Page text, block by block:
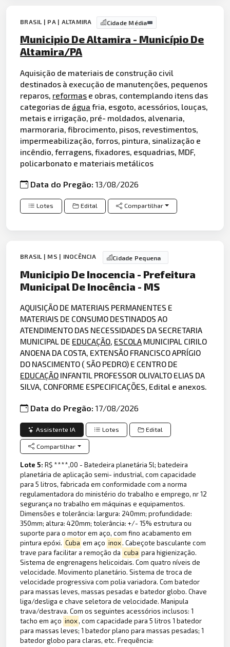
BRASIL | PA | ALTAMIRA Cidade Média
Municipio De Altamira - Município De
Altamira/PA
Aquisição de materiais de construção civil
destinados à execução de manutenções, pequenos
reparos, reformas e obras, contemplando itens das
categorias de água fria, esgoto, acessórios, louças,
metais e irrigação, pré- moldados, alvenaria,
marmoraria, fibrocimento, pisos, revestimentos,
impermeabilização, forros, pintura, sinalização e
incêndio, ferragens, fixadores, esquadrias, MDF,
policarbonato e materiais metálicos
Data do Pregão:13/08/2026
Lotes Edital Compartilhar
BRASIL | MS | INOCÊNCIA Cidade Pequena
Municipio De Inocencia - Prefeitura
Municipal De Inocência - MS
AQUISIÇÃO DE MATERIAIS PERMANENTES E
MATERIAIS DE CONSUMO DESTINADOS AO
ATENDIMENTO DAS NECESSIDADES DA SECRETARIA
MUNICIPAL DE EDUCAÇÃO, ESCOLA MUNICIPAL CIRILO
ANOENA DA COSTA, EXTENSÃO FRANCISCO APRÍGIO
DO NASCIMENTO ( SÃO PEDRO) E CENTRO DE
EDUCAÇÃO INFANTIL PROFESSOR OLIVALTO ELIAS DA
SILVA, CONFORME ESPECIFICAÇÕES, Edital e anexos.
Data do Pregão:17/08/2026
Assistente IA Lotes Edital
Compartilhar
Lote 5:R$ ****,00 - Batedeira planetária 5l; batedeira
planetária de aplicação semi- industrial, com capacidade
para 5 litros, fabricada em conformidade com a norma
regulamentadora do ministério do trabalho e emprego, nr 12
segurança no trabalho em máquinas e equipamentos.
Dimensões e tolerância: largura: 240mm; profundidade:
350mm; altura: 420mm; tolerância: +/- 15% estrutura ou
suporte para o motor em aço, com fino acabamento em
pintura epóxi. Cuba em aço inox. Cabeçote basculante com
trave para facilitar a remoção da cuba para higienização.
Sistema de engrenagens helicoidais. Com quatro níveis de
velocidade. Movimento planetário. Sistema de troca de
velocidade progressiva com polia variadora. Com batedor
para massas leves, massas pesadas e batedor globo. Chave
liga/desliga e chave seletora de velocidade. Manipula
trava/destrava. Com os seguintes acessórios inclusos: 1
tacho em aço inox, com capacidade para 5 litros 1 batedor
para massas leves; 1 batedor plano para massas pesadas; 1
batedor globo para claras, etc. Frequência: